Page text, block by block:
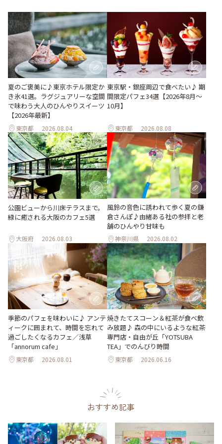
夏のご褒美に♪東京ホテル限定か
き氷41選。ラグジュアリーな空間
で味わう大人のひんやりスイーツ
【2026年最新】
東京都 2026.08.04
東京駅・銀座周辺で食べたい♪ 期
間限定パフェ34選【2026年8月～
10月】
東京都 2026.08.08
公園ビューから川床テラスまで。
緑に癒される大阪のカフェ5選
大阪府 2026.08.03
風鈴の音色に誘われて歩く夏の鎌
倉さんぽ♪由緒ある社の参拝と老
舗のひんやり甘味も
神奈川県 2026.08.02
季節のパフェを味わいに♪ アンテ
ィークに囲まれて、時間を忘れて
過ごしたくなるカフェ／浅草
「annorum cafe」
東京都 2026.08.01
焼きたてスコーン＆紅茶が食べ飲
み放題♪ 森の中にいるような紅茶
専門店・自由が丘「YOTSUBA
TEA」でのんびり時間
東京都 2026.06.16
おすすめ記事